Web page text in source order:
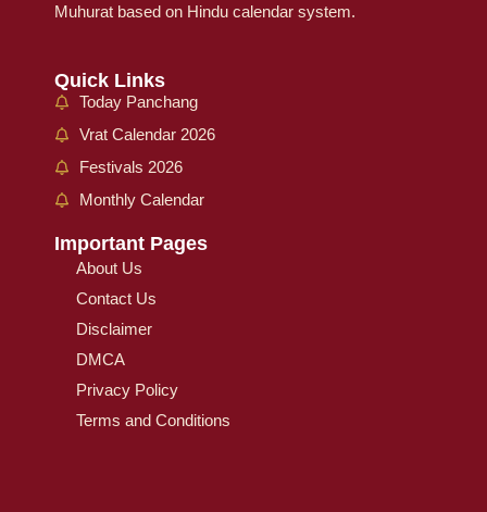
Muhurat based on Hindu calendar system.
Quick Links
Today Panchang
Vrat Calendar 2026
Festivals 2026
Monthly Calendar
Important Pages
About Us
Contact Us
Disclaimer
DMCA
Privacy Policy
Terms and Conditions